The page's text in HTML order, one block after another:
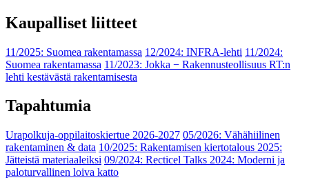
Kaupalliset liitteet
11/2025: Suomea rakentamassa 12/2024: INFRA-lehti 11/2024:
Suomea rakentamassa 11/2023: Jokka − Rakennusteollisuus RT:n
lehti kestävästä rakentamisesta
Tapahtumia
Urapolkuja-oppilaitoskiertue 2026-2027 05/2026: Vähähiilinen
rakentaminen & data 10/2025: Rakentamisen kiertotalous 2025:
Jätteistä materiaaleiksi 09/2024: Recticel Talks 2024: Moderni ja
paloturvallinen loiva katto